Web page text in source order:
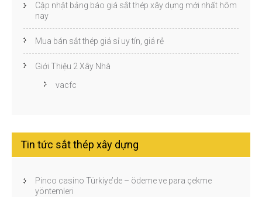
Cập nhật bảng báo giá sắt thép xây dựng mới nhất hôm
nay
Mua bán sắt thép giá sỉ uy tín, giá rẻ
Giới Thiệu 2 Xây Nhà
vacfc
Tin tức sắt thép xây dựng
Pinco casino Türkiye’de – ödeme ve para çekme
yöntemleri